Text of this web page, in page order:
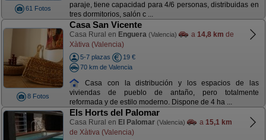
61 Fotos
paraje, tiene capacidad para 4/6 personas, distribuidas en
tres dormitorios, salón c ...
8 Fotos
Casa San Vicente
Casa Rural en Enguera (Valencia) a 14,8 km de
Xàtiva (Valencia)
5-7 plazas
19 €
70 km de Valencia
Casa con la distribución y los espacios de las
viviendas de pueblo de antaño, pero totalmente
reformada y de estilo moderno. Dispone de 4 ha ...
Els Horts del Palomar
Casa Rural en El Palomar (Valencia) a 15,1 km
de Xàtiva (Valencia)